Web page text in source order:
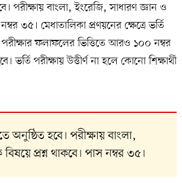
পরীক্ষায় বাংলা, ইংরেজি, সাধারণ জ্ঞান ও
৩৫। মেধাতালিকা প্রণয়নের ক্ষেত্রে ভর্তি
ফলাফলের ভিত্তিতে আরও ১০০ নম্বর
পরীক্ষায় উত্তীর্ণ না হলে কোনো শিক্ষার্থী
অনুষ্ঠিত হবে। পরীক্ষায় বাংলা,
বিষয়ে প্রশ্ন থাকবে। পাস নম্বর ৩৫।